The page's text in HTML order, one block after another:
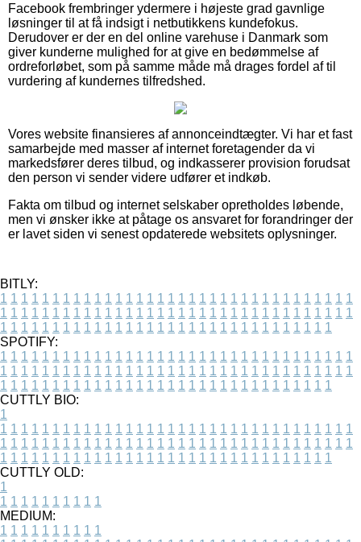
Facebook frembringer ydermere i højeste grad gavnlige
løsninger til at få indsigt i netbutikkens kundefokus.
Derudover er der en del online varehuse i Danmark som
giver kunderne mulighed for at give en bedømmelse af
ordreforløbet, som på samme måde må drages fordel af til
vurdering af kundernes tilfredshed.
Vores website finansieres af annonceindtægter. Vi har et fast
samarbejde med masser af internet foretagender da vi
markedsfører deres tilbud, og indkasserer provision forudsat
den person vi sender videre udfører et indkøb.
Fakta om tilbud og internet selskaber opretholdes løbende,
men vi ønsker ikke at påtage os ansvaret for forandringer der
er lavet siden vi senest opdaterede websitets oplysninger.
BITLY:
1 1 1 1 1 1 1 1 1 1 1 1 1 1 1 1 1 1 1 1 1 1 1 1 1 1 1 1 1 1 1 1 1 1
1 1 1 1 1 1 1 1 1 1 1 1 1 1 1 1 1 1 1 1 1 1 1 1 1 1 1 1 1 1 1 1 1 1
1 1 1 1 1 1 1 1 1 1 1 1 1 1 1 1 1 1 1 1 1 1 1 1 1 1 1 1 1 1 1 1
SPOTIFY:
1 1 1 1 1 1 1 1 1 1 1 1 1 1 1 1 1 1 1 1 1 1 1 1 1 1 1 1 1 1 1 1 1 1
1 1 1 1 1 1 1 1 1 1 1 1 1 1 1 1 1 1 1 1 1 1 1 1 1 1 1 1 1 1 1 1 1 1
1 1 1 1 1 1 1 1 1 1 1 1 1 1 1 1 1 1 1 1 1 1 1 1 1 1 1 1 1 1 1 1
CUTTLY BIO:
1
1 1 1 1 1 1 1 1 1 1 1 1 1 1 1 1 1 1 1 1 1 1 1 1 1 1 1 1 1 1 1 1 1 1
1 1 1 1 1 1 1 1 1 1 1 1 1 1 1 1 1 1 1 1 1 1 1 1 1 1 1 1 1 1 1 1 1 1
1 1 1 1 1 1 1 1 1 1 1 1 1 1 1 1 1 1 1 1 1 1 1 1 1 1 1 1 1 1 1 1
CUTTLY OLD:
1
1 1 1 1 1 1 1 1 1 1
MEDIUM:
1 1 1 1 1 1 1 1 1 1